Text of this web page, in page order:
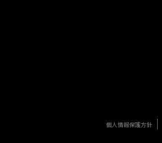
個人情報保護方針